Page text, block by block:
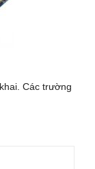
Các trường